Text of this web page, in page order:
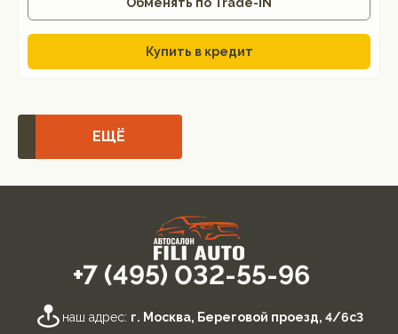
Обменять по Trade-IN
Купить в кредит
ЕЩЁ
+7 (495) 032-55-96
наш адрес: г. Москва, Береговой проезд, 4/6с3